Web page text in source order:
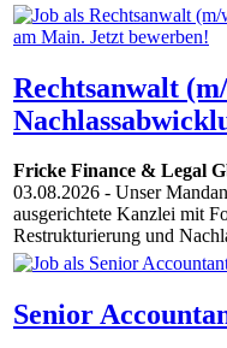
Rechtsanwalt
Fricke Finance & Legal
03.08.2026 - Unser
ausgerichtete Kanzlei mit
Restrukturierung und
Senior